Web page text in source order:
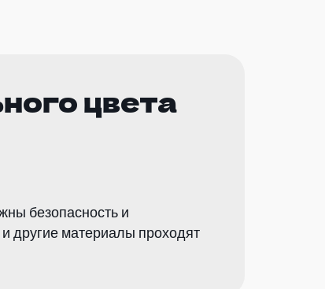
цвета
безопасность и
другие материалы проходят